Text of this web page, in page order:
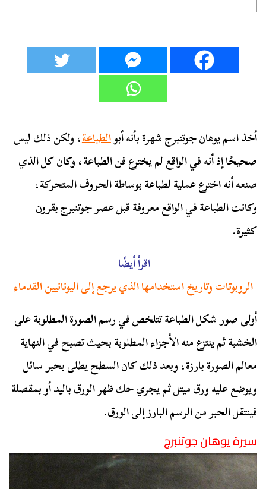
أخذ اسم يوهان جوتنبرج شهرة بأنه أبوالطباعة، ولكن ذلك ليس
صحيحًا إذ أنه في الواقع لم يخترع فن الطباعة، وكان كل الذي
صنعه أنه اخترع عملية لطباعة بوساطة الحروف المتحركة،
وكانت الطباعة في الواقع معروفة قبل عصر جوتنبرج بقرون
كثيرة.
اقرأ أيضًا
الروبوتات وتاريخ استخدامها الذي يرجع إلى اليونانيين القدماء
أولى صور شكل الطباعة تتلخص في رسم الصورة المطلوبة على
الخشبة ثم ينتزع منه الأجزاء المطلوبة بحيث تصبح في النهاية
معالم الصورة بارزة، وبعد ذلك كان السطح يطلى بحبر سائل
ويوضع عليه ورق ميتل ثم يجري حك ظهر الورق باليد أو بمقصلة
فينتقل الحبر من الرسم البارز إلى الورق.
سيرة يوهان جوتنبرج